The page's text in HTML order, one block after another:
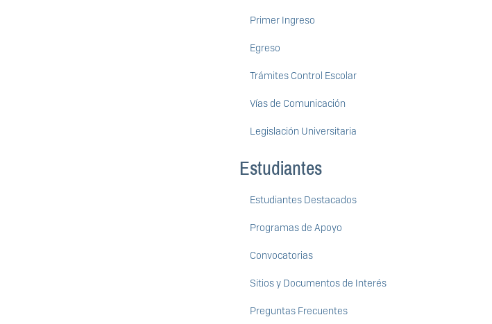
Primer Ingreso
Egreso
Trámites Control Escolar
Vías de Comunicación
Legislación Universitaria
Estudiantes
Estudiantes Destacados
Programas de Apoyo
Convocatorias
Sitios y Documentos de Interés
Preguntas Frecuentes